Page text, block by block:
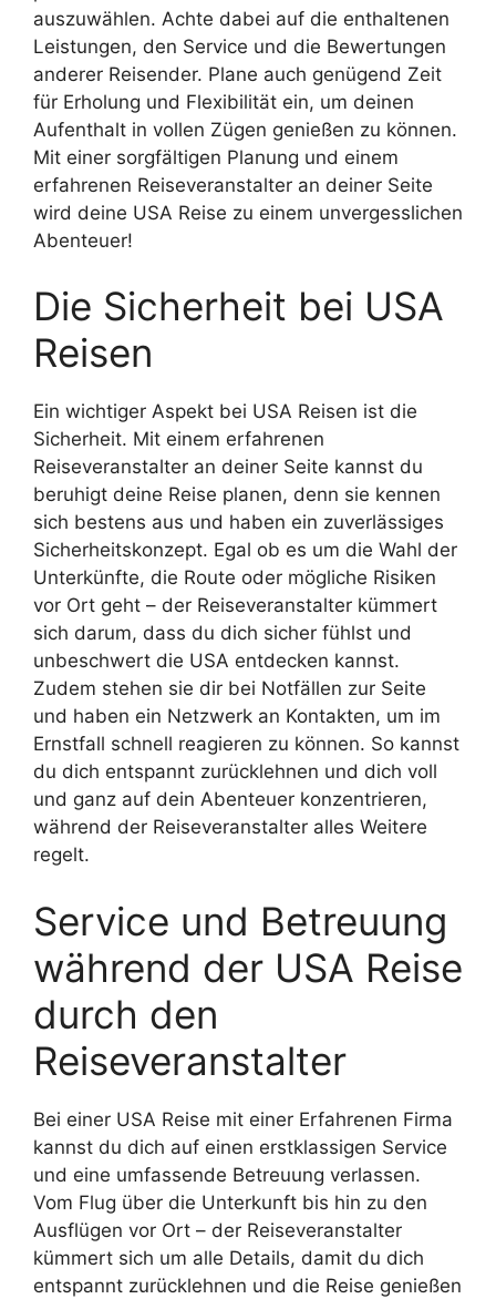
auszuwählen. Achte dabei auf die enthaltenen
Leistungen, den Service und die Bewertungen
anderer Reisender. Plane auch genügend Zeit
für Erholung und Flexibilität ein, um deinen
Aufenthalt in vollen Zügen genießen zu können.
Mit einer sorgfältigen Planung und einem
erfahrenen Reiseveranstalter an deiner Seite
wird deine USA Reise zu einem unvergesslichen
Abenteuer!
Die Sicherheit bei USA
Reisen
Ein wichtiger Aspekt bei USA Reisen ist die
Sicherheit. Mit einem erfahrenen
Reiseveranstalter an deiner Seite kannst du
beruhigt deine Reise planen, denn sie kennen
sich bestens aus und haben ein zuverlässiges
Sicherheitskonzept. Egal ob es um die Wahl der
Unterkünfte, die Route oder mögliche Risiken
vor Ort geht – der Reiseveranstalter kümmert
sich darum, dass du dich sicher fühlst und
unbeschwert die USA entdecken kannst.
Zudem stehen sie dir bei Notfällen zur Seite
und haben ein Netzwerk an Kontakten, um im
Ernstfall schnell reagieren zu können. So kannst
du dich entspannt zurücklehnen und dich voll
und ganz auf dein Abenteuer konzentrieren,
während der Reiseveranstalter alles Weitere
regelt.
Service und Betreuung
während der USA Reise
durch den
Reiseveranstalter
Bei einer USA Reise mit einer Erfahrenen Firma
kannst du dich auf einen erstklassigen Service
und eine umfassende Betreuung verlassen.
Vom Flug über die Unterkunft bis hin zu den
Ausflügen vor Ort – der Reiseveranstalter
kümmert sich um alle Details, damit du dich
entspannt zurücklehnen und die Reise genießen